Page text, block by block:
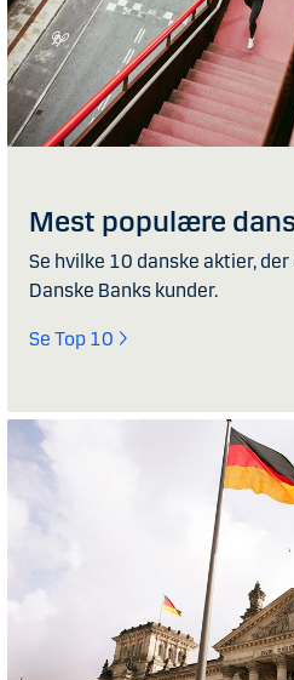
Mest populære
Se hvilke 10 danske aktier,
Danske Banks kunder.
Se Top 10